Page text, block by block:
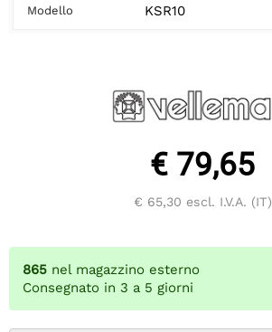
Modello KSR10
€ 79,65
€ 65,30 escl. I.V.A. (IT)
865 nel magazzino esterno
Consegnato in 3 a 5 giorni